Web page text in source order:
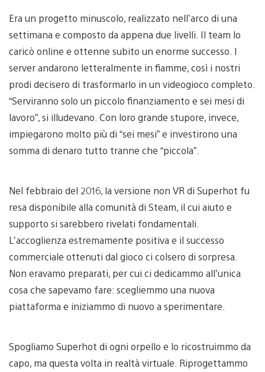
Era un progetto minuscolo, realizzato nell’arco di una
settimana e composto da appena due livelli. Il team lo
caricò online e ottenne subito un enorme successo. I
server andarono letteralmente in fiamme, così i nostri
prodi decisero di trasformarlo in un videogioco completo.
“Serviranno solo un piccolo finanziamento e sei mesi di
lavoro”, si illudevano. Con loro grande stupore, invece,
impiegarono molto più di “sei mesi” e investirono una
somma di denaro tutto tranne che “piccola”.
Nel febbraio del 2016, la versione non VR di Superhot fu
resa disponibile alla comunità di Steam, il cui aiuto e
supporto si sarebbero rivelati fondamentali.
L’accoglienza estremamente positiva e il successo
commerciale ottenuti dal gioco ci colsero di sorpresa.
Non eravamo preparati, per cui ci dedicammo all’unica
cosa che sapevamo fare: scegliemmo una nuova
piattaforma e iniziammo di nuovo a sperimentare.
Spogliamo Superhot di ogni orpello e lo ricostruimmo da
capo, ma questa volta in realtà virtuale. Riprogettammo